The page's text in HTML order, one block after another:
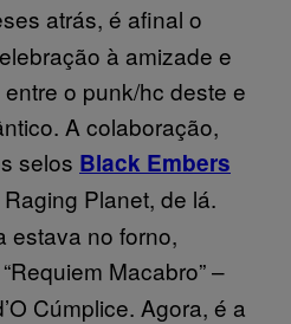
atrás, é afinal o
à amizade e
o punk/hc deste e
A colaboração,
selos Black Embers
Planet, de lá.
estava no forno,
“Requiem Macabro” –
Cúmplice. Agora, é a